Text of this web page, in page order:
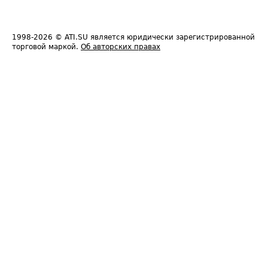
1998-2026 © ATI.SU является юридически зарегистрированной
торговой маркой. Об авторских правах